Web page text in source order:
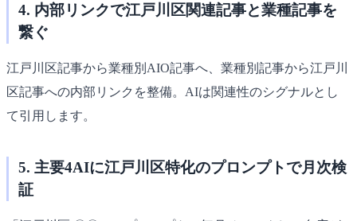
4. 内部リンクで江戸川区関連記事と業種記事を
繋ぐ
江戸川区記事から業種別AIO記事へ、業種別記事から江戸川
区記事への内部リンクを整備。AIは関連性のシグナルとし
て引用します。
5. 主要4AIに江戸川区特化のプロンプトで月次検
証